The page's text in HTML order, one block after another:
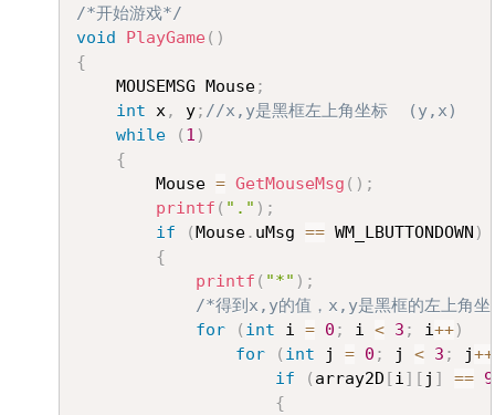
/*开始游戏*/
void
PlayGame( )
{
	MOUSEMSG Mouse
;
int x, y; //x,y是黑框左上角坐标  (y,x)
while
( 1 )
{
		Mouse
= GetMouseMsg ( ) ;
printf ( "." ) ;
if
( Mouse. uMsg == WM_LBUTTONDOWN )
{
printf ( "*" ) ;
/*得到x,y的值，x,y是黑框的左上角
for
( int i = 0 ; i < 3 ; i++)
for
( int j = 0 ; j < 3 ; j++
if
( array2D [i] [ j ] == 9
{